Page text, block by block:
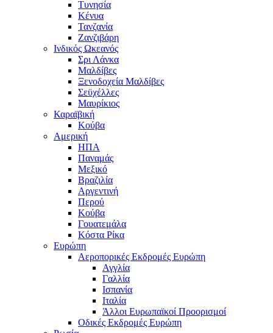
Τυνησία
Κένυα
Τανζανία
Ζανζιβάρη
Ινδικός Ωκεανός
Σρι Λάνκα
Μαλδίβες
Ξενοδοχεία Μαλδίβες
Σεϋχέλλες
Μαυρίκιος
Καραϊβική
Κούβα
Αμερική
ΗΠΑ
Παναμάς
Μεξικό
Βραζιλία
Αργεντινή
Περού
Κούβα
Γουατεμάλα
Κόστα Ρίκα
Ευρώπη
Αεροπορικές Εκδρομές Ευρώπη
Αγγλία
Γαλλία
Ισπανία
Ιταλία
Άλλοι Ευρωπαϊκοί Προορισμοί
Οδικές Εκδρομές Ευρώπη